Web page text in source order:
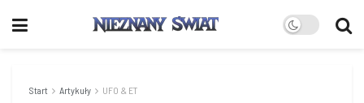
Start Artykuły UFO & ET